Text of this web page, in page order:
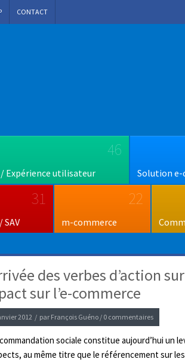
CONTACT
46
Expérience utilisateur Solution e-
31 22
m-commerce
des verbes d’action
sur l’e-commerce
2012 / par François Guéno / 0 commentaires
sociale constitue aujourd’hui un
au même titre que le référencement sur